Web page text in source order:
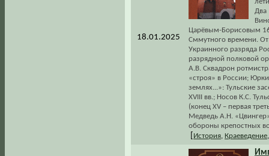
18.01.2025
Два
Царёвым-Борисовым
Сммутного времени. От
Украинного разряда
разрядной полковой
А.В. Сквадрон
«строя» в России;
землях...»: Тульские
XVIII вв.; Носов К.С.
(конец XV – первая
Медведь А.Н.
обороны крепостных
История, Краеведение